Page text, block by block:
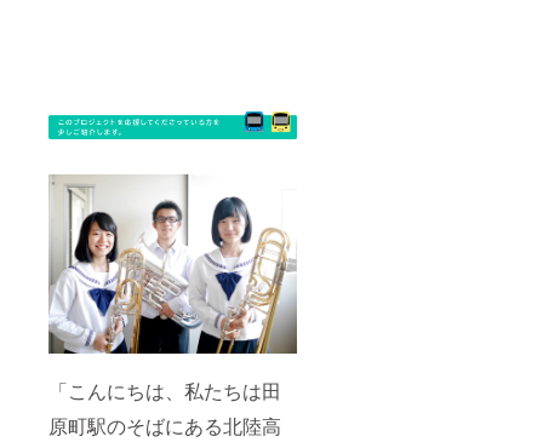
「こんにちは、私たちは田
原町駅のそばにある北陸高